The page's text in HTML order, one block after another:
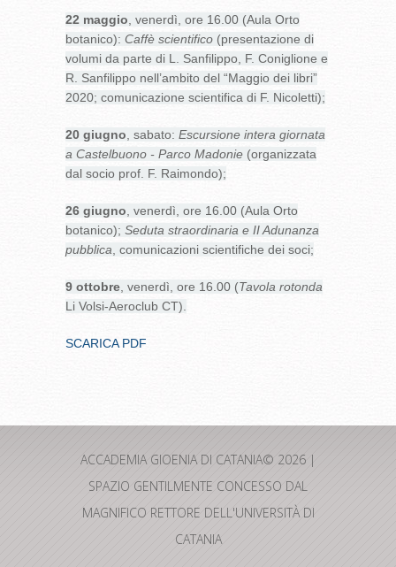
22 maggio , venerdì, ore 16.00 (Aula Orto
botanico): Caffè scientifico (presentazione di
volumi da parte di L. Sanfilippo, F. Coniglione e
R. Sanfilippo nell’ambito del “Maggio dei libri”
2020; comunicazione scientifica di F. Nicoletti);
20 giugno , sabato: Escursione intera giornata
a Castelbuono - Parco Madonie (organizzata
dal socio prof. F. Raimondo);
26 giugno , venerdì, ore 16.00 (Aula Orto
botanico); Seduta straordinaria e II Adunanza
pubblica , comunicazioni scientifiche dei soci;
9 ottobre , venerdì, ore 16.00 (Tavola rotonda
Li Volsi-Aeroclub CT).
SCARICA PDF
ACCADEMIA GIOENIA DI CATANIA© 2026 |
SPAZIO GENTILMENTE CONCESSO DAL
MAGNIFICO RETTORE DELL'UNIVERSITÀ DI
CATANIA